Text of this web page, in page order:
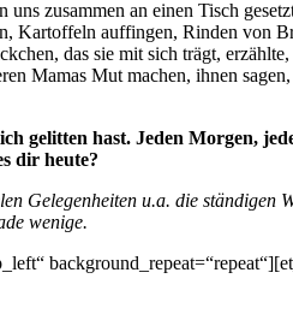
zusammen an einen Tisch
Kartoffeln auffingen, Rinden von
das sie mit sich trägt,
Mamas Mut machen, ihnen
gelitten hast. Jeden Morgen,
dir heute?
Gelegenheiten u.a. die ständigen
wenige.